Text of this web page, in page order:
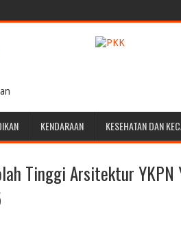
KENDARAAN KESEHATAN DAN
Tinggi Arsitektur YKPN